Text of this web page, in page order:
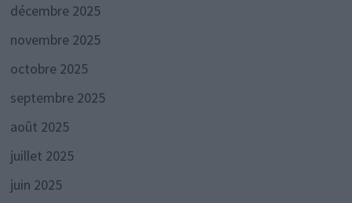
décembre 2025
novembre 2025
octobre 2025
septembre 2025
août 2025
juillet 2025
juin 2025